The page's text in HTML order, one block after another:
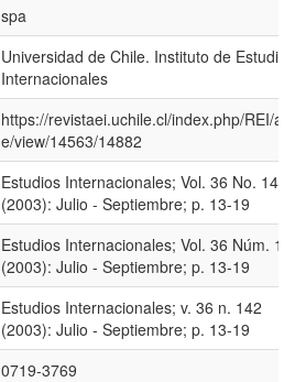
spa
Universidad de Chile. Instituto de Estudios
Internacionales
https://revistaei.uchile.cl/index.php/REI/
e/view/14563/14882
Estudios Internacionales; Vol. 36 No. 142
(2003): Julio - Septiembre; p. 13-19
Estudios Internacionales; Vol. 36 Núm.
(2003): Julio - Septiembre; p. 13-19
Estudios Internacionales; v. 36 n. 142
(2003): Julio - Septiembre; p. 13-19
0719-3769